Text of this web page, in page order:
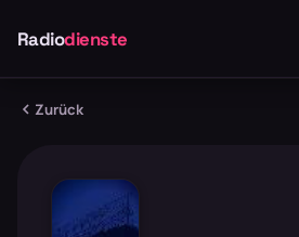
Radiodienste
Zurück